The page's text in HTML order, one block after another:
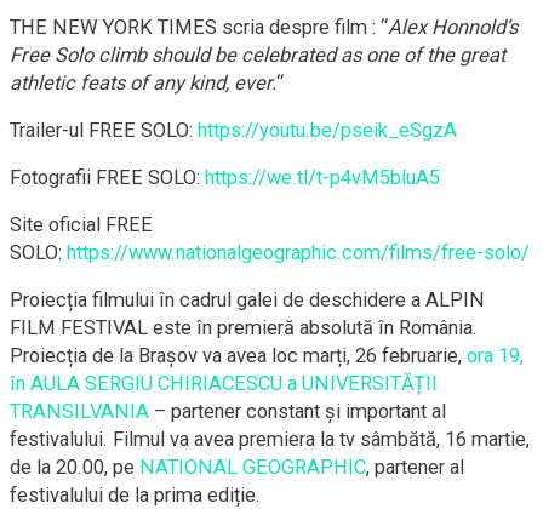
THE NEW YORK TIMES scria despre film : “Alex Honnold’s
Free Solo climb should be celebrated as one of the great
athletic feats of any kind, ever.“
Trailer-ul FREE SOLO: https://youtu.be/pseik_eSgzA
Fotografii FREE SOLO: https://we.tl/t-p4vM5bluA5
Site oficial FREE
SOLO: https://www.nationalgeographic.com/films/free-solo/
Proiecția filmului în cadrul galei de deschidere a ALPIN
FILM FESTIVAL este în premieră absolută în România.
Proiecția de la Brașov va avea loc marți, 26 februarie, ora 19,
în AULA SERGIU CHIRIACESCU a UNIVERSITĂȚII
TRANSILVANIA – partener constant și important al
festivalului. Filmul va avea premiera la tv sâmbătă, 16 martie,
de la 20.00, pe NATIONAL GEOGRAPHIC, partener al
festivalului de la prima ediție.